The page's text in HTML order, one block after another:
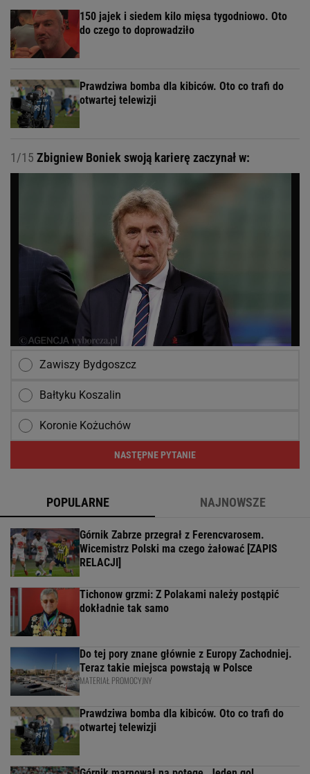
150 jajek i siedem kilo mięsa tygodniowo. Oto
do czego to doprowadziło
Prawdziwa bomba dla kibiców. Oto co trafi do
otwartej telewizji
1/15 Zbigniew Boniek swoją karierę zaczynał w:
Zawiszy Bydgoszcz
Bałtyku Koszalin
Koronie Kożuchów
NASTĘPNE PYTANIE
POPULARNE NAJNOWSZE
Górnik Zabrze przegrał z Ferencvarosem.
Wicemistrz Polski ma czego żałować [ZAPIS
RELACJI]
Tichonow grzmi: Z Polakami należy postąpić
dokładnie tak samo
Do tej pory znane głównie z Europy Zachodniej.
Teraz takie miejsca powstają w Polsce
MATERIAŁ PROMOCYJNY
Prawdziwa bomba dla kibiców. Oto co trafi do
otwartej telewizji